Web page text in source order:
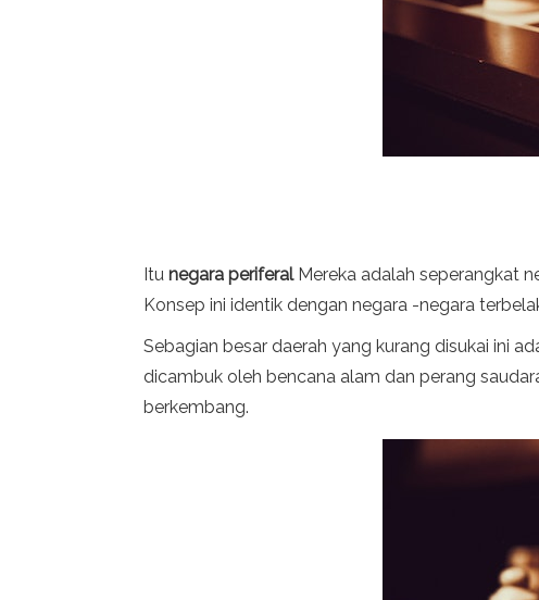
Itu negara periferal Mereka adalah seperangkat
Konsep ini identik dengan negara -negara
Sebagian besar daerah yang kurang disukai ini
dicambuk oleh bencana alam dan perang
berkembang.